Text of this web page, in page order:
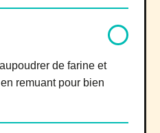
de farine et
en remuant pour bien